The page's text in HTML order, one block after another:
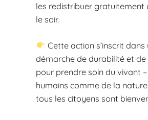
les redistribuer gratuitement
le soir.
Cette action s’inscrit dans
démarche de durabilité et de
pour prendre soin du vivant
humains comme de la
tous les citoyens sont